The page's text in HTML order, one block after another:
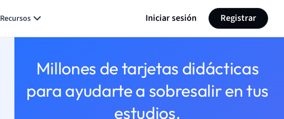
Recursos Iniciar sesión Registrar
Millones de tarjetas didácticas
para ayudarte a sobresalir en tus
estudios.